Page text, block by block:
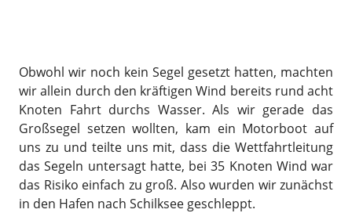
Obwohl wir noch kein Segel gesetzt hatten, machten
wir allein durch den kräftigen Wind bereits rund acht
Knoten Fahrt durchs Wasser. Als wir gerade das
Großsegel setzen wollten, kam ein Motorboot auf
uns zu und teilte uns mit, dass die Wettfahrtleitung
das Segeln untersagt hatte, bei 35 Knoten Wind war
das Risiko einfach zu groß. Also wurden wir zunächst
in den Hafen nach Schilksee geschleppt.